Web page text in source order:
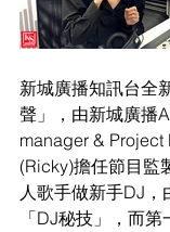
新城廣播知訊台全
聲」，由新城廣播
manager & Project
(Ricky)擔任節目監
人歌手做新手DJ，
「DJ秘技」，而